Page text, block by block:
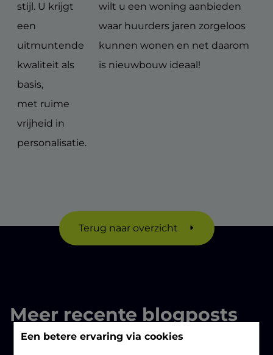
Een betere ervaring via cookies
stijl. U krijgt
een
uitmuntende
kwaliteit als
basis,
met ruime
vrijheid in
personalisatie.
wilt u een woning aanbieden
waar huurders jaren zorgeloos
kunnen wonen en net daarom
is nieuwbouw ideaal!
Terug naar overzicht
Meer recente blogposts